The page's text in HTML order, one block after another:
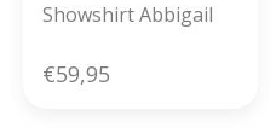
Showshirt Abbigail
€59,95